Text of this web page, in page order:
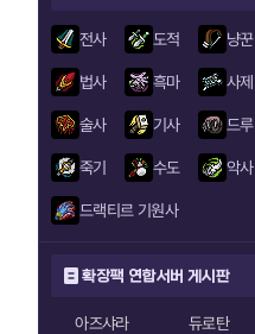
전사 도적 냥꾼
법사 흑마 사제
술사 기사 드루
죽기 수도 악사
드랙티르 기원사
확장팩 연합서버 게시판
아즈샤라
듀로탄